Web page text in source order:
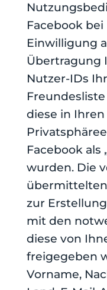
Facebook
Einwilligung
Übertragung
Nutzer-IDs
diese in Ihren
Facebook
wurden. Die
zur
mit den
diese von
freigegeben
Vorname,